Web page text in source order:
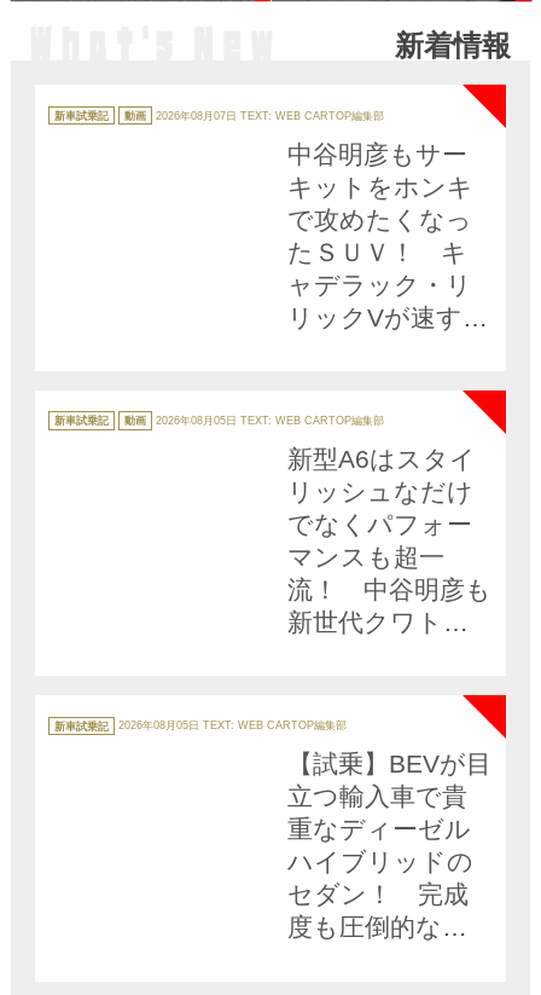
アコードを振り返
新着情報
テ
ゴ
新車試乗記 動画 2026年08月07日 TEXT: WEB CARTOP編集部
NEW
中谷明彦もサー
キットをホンキ
で攻めたくなっ
たＳＵＶ！ キ
ャデラック・リ
リックVが速すぎ
テ
ゴ
新車試乗記 動画 2026年08月05日 TEXT: WEB CARTOP編集部
新型A6はスタイ
リッシュなだけ
でなくパフォー
マンスも超一
流！ 中谷明彦も
新世代クワトロ
テ
ゴ
新車試乗記 2026年08月05日 TEXT: WEB CARTOP編集部
【試乗】BEVが目
立つ輸入車で貴
重なディーゼル
ハイブリッドの
セダン！ 完成
度も圧倒的な